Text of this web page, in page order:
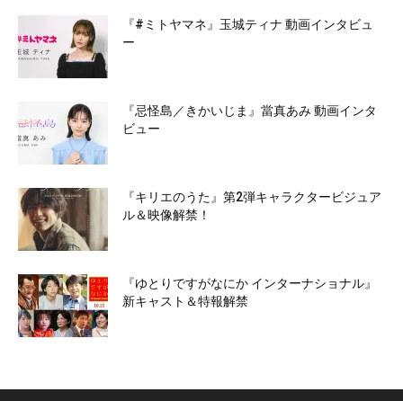
『#ミトヤマネ』玉城ティナ 動画インタビュ
ー
『忌怪島／きかいじま』當真あみ 動画インタ
ビュー
『キリエのうた』第2弾キャラクタービジュア
ル＆映像解禁！
『ゆとりですがなにか インターナショナル』
新キャスト＆特報解禁